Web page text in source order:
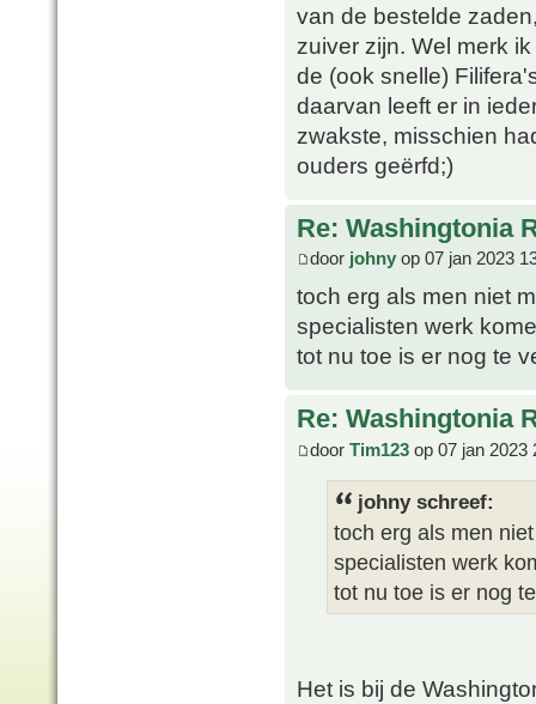
van de bestelde
zuiver zijn. Wel merk
de (ook snelle)
daarvan leeft er in
zwakste, misschien
ouders geërfd;)
Re: Washingtonia
door johny op 07 jan 2023
toch erg als men niet
specialisten werk
tot nu toe is er nog te
Re: Washingtonia
door Tim123 op 07 jan 2023
johny schreef:
toch erg als men
specialisten werk
tot nu toe is er nog
Het is bij de